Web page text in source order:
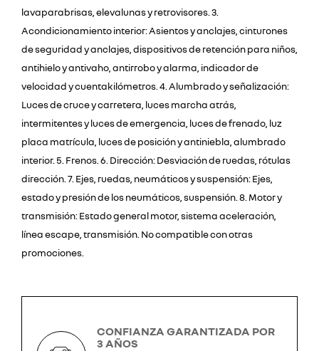
lavaparabrisas, elevalunas y retrovisores. 3.
Acondicionamiento interior: Asientos y anclajes, cinturones
de seguridad y anclajes, dispositivos de retención para niños,
antihielo y antivaho, antirrobo y alarma, indicador de
velocidad y cuentakilómetros. 4. Alumbrado y señalización:
Luces de cruce y carretera, luces marcha atrás,
intermitentes y luces de emergencia, luces de frenado, luz
placa matrícula, luces de posición y antiniebla, alumbrado
interior. 5. Frenos. 6. Dirección: Desviación de ruedas, rótulas
dirección. 7. Ejes, ruedas, neumáticos y suspensión: Ejes,
estado y presión de los neumáticos, suspensión. 8. Motor y
transmisión: Estado general motor, sistema aceleración,
línea escape, transmisión. No compatible con otras
promociones.
CONFIANZA GARANTIZADA POR
3 AÑOS